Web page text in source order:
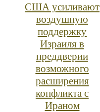
США усиливают
воздушную
поддержку
Израиля в
преддверии
возможного
расширения
конфликта с
Ираном